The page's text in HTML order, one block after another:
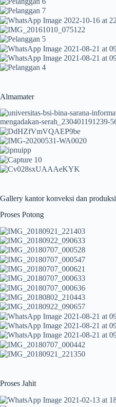
Almamater
Gallery kantor konveksi dan produksi
Proses Potong
Proses Jahit